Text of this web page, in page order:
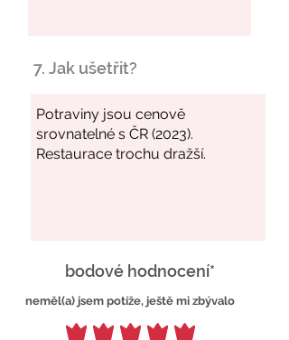
7. Jak ušetřit?
bodové hodnocení*
neměl(a) jsem potíže, ještě mi zbývalo